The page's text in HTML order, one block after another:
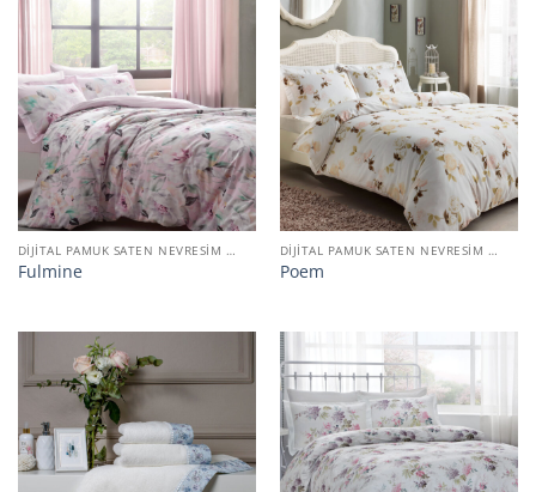
DIJITAL PAMUK SATEN NEVRESIM TAKIMI
Fulmine
DIJITAL PAMUK SATEN NEVRESIM TAKIMI
Poem